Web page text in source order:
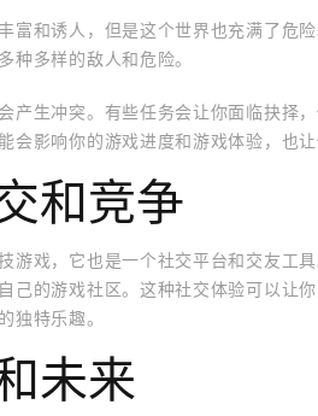
富和诱人，但是这个世界也充满了危
种多样的敌人和危险。
产生冲突。有些任务会让你面临抉择
会影响你的游戏进度和游戏体验，也
和竞争
游戏，它也是一个社交平台和交友工
己的游戏社区。这种社交体验可以让
独特乐趣。
未来